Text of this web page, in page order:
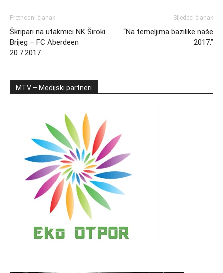
Prethodni članak
Škripari na utakmici NK Široki
Brijeg – FC Aberdeen
20.7.2017.
Sljedeći članak
“Na temeljima bazilike naše
2017.”
MTV – Medijski partneri